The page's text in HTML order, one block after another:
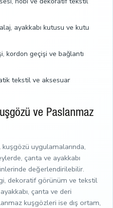
ayakkabı kutusu ve kutu
kordon geçişi ve bağlantı
tekstil ve aksesuar
ve Paslanmaz
uygulamalarında,
çanta ve ayakkabı
değerlendirilebilir.
dekoratif görünüm ve tekstil
çanta ve deri
kuşgözleri ise dış ortam,